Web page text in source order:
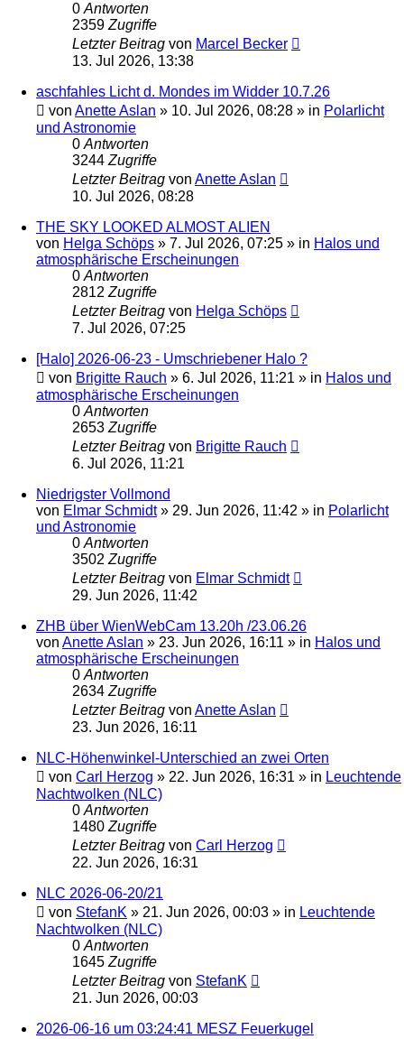
0 Antworten
2359 Zugriffe
Letzter Beitrag von Marcel Becker
13. Jul 2026, 13:38
aschfahles Licht d. Mondes im Widder 10.7.26
von Anette Aslan » 10. Jul 2026, 08:28 » in Polarlicht
und Astronomie
0 Antworten
3244 Zugriffe
Letzter Beitrag von Anette Aslan
10. Jul 2026, 08:28
THE SKY LOOKED ALMOST ALIEN
von Helga Schöps » 7. Jul 2026, 07:25 » in Halos und
atmosphärische Erscheinungen
0 Antworten
2812 Zugriffe
Letzter Beitrag von Helga Schöps
7. Jul 2026, 07:25
[Halo] 2026-06-23 - Umschriebener Halo ?
von Brigitte Rauch » 6. Jul 2026, 11:21 » in Halos und
atmosphärische Erscheinungen
0 Antworten
2653 Zugriffe
Letzter Beitrag von Brigitte Rauch
6. Jul 2026, 11:21
Niedrigster Vollmond
von Elmar Schmidt» 29. Jun 2026, 11:42 » in Polarlicht
und Astronomie
0 Antworten
3502 Zugriffe
Letzter Beitrag von Elmar Schmidt
29. Jun 2026, 11:42
ZHB über WienWebCam 13.20h /23.06.26
von Anette Aslan » 23. Jun 2026, 16:11 » in Halos und
atmosphärische Erscheinungen
0 Antworten
2634 Zugriffe
Letzter Beitrag von Anette Aslan
23. Jun 2026, 16:11
NLC-Höhenwinkel-Unterschied an zwei Orten
von Carl Herzog » 22. Jun 2026, 16:31 » in Leuchtende
Nachtwolken (NLC)
0 Antworten
1480 Zugriffe
Letzter Beitrag von Carl Herzog
22. Jun 2026, 16:31
NLC 2026-06-20/21
von StefanK » 21. Jun 2026, 00:03 » in Leuchtende
Nachtwolken (NLC)
0 Antworten
1645 Zugriffe
Letzter Beitrag von StefanK
21. Jun 2026, 00:03
2026-06-16 um 03:24:41 MESZ Feuerkugel